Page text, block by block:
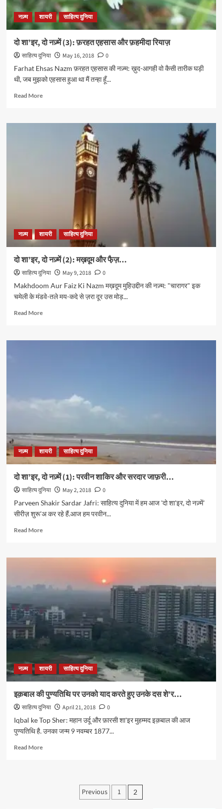
नज़्म शायरी साहित्य दुनिया
दो शा’इर, दो नज़्में (3): फ़रहत एहसास और फ़हमीदा रियाज़
साहित्य दुनिया May 16, 2018
0
Farhat Ehsas Nazm फ़रहत एहसास की नज़्म: ख़ुद-आगही वो कैसी तारीक घड़ी
थी, जब मुझको एहसास हुआ था मैं तन्हा हूँ...
Read MoreRead
दो
नज़्म शायरी साहित्य दुनिया
दो शा’इर, दो नज़्में (2): मख़दूम और फै़ज़…
साहित्य दुनिया May 9, 2018
0
Makhdoom Aur Faiz Ki Nazm मख़दूम मुहिउद्दीन की नज़्म: "चारागर" इक
चमेली के मंडवे-तले मय-कदे से ज़रा दूर उस मोड़...
Read MoreRead
दो
नज़्म शायरी साहित्य दुनिया
दो शा’इर, दो नज़्में (1): परवीन शाकिर और सरदार जाफ़री…
साहित्य दुनिया May 2, 2018
0
Parveen Shakir Sardar Jafri: साहित्य दुनिया में हम आज 'दो शा'इर, दो नज़्में'
सीरीज़ शुरू'अ कर रहे हैं.आज हम परवीन...
Read MoreRead
दो
नज़्में
परवीन
शाकिर
और
सरदार
जाफ़री…
नज़्म शायरी साहित्य दुनिया
इक़बाल की पुण्यतिथि पर उनको याद करते हुए उनके दस शे’र…
साहित्य दुनिया April 21, 2018
0
Iqbal ke Top Sher: महान उर्दू और फ़ारसी शा'इर मुहम्मद इक़बाल की आज
पुण्यतिथि है. उनका जन्म 9 नवम्बर 1877...
Read MoreRead
Posts
Previous 1 2